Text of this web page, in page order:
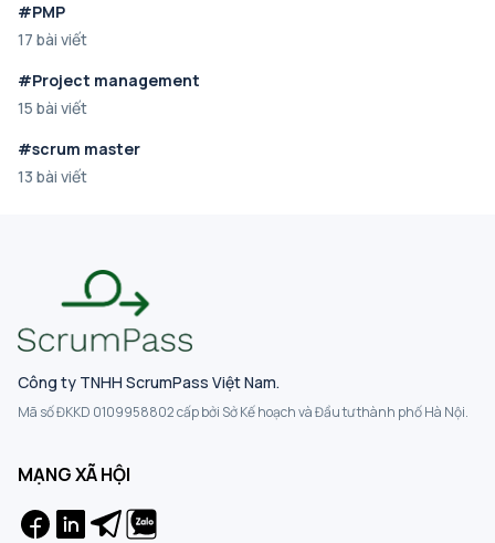
#PMP
17 bài viết
#Project management
15 bài viết
#scrum master
13 bài viết
Công ty TNHH ScrumPass Việt Nam.
Mã số ĐKKD 0109958802 cấp bởi Sở Kế hoạch và Đầu tư thành phố Hà Nội.
MẠNG XÃ HỘI